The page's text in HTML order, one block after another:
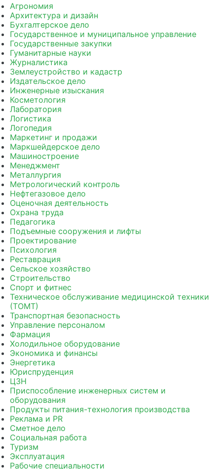
Агрономия
Архитектура и дизайн
Бухгалтерское дело
Государственное и муниципальное управление
Государственные закупки
Гуманитарные науки
Журналистика
Землеустройство и кадастр
Издательское дело
Инженерные изыскания
Косметология
Лаборатория
Логистика
Логопедия
Маркетинг и продажи
Маркшейдерское дело
Машиностроение
Менеджмент
Металлургия
Метрологический контроль
Нефтегазовое дело
Оценочная деятельность
Охрана труда
Педагогика
Подъемные сооружения и лифты
Проектирование
Психология
Реставрация
Сельское хозяйство
Строительство
Спорт и фитнес
Техническое обслуживание медицинской техники
(ТОМТ)
Транспортная безопасность
Управление персоналом
Фармация
Холодильное оборудование
Экономика и финансы
Энергетика
Юриспруденция
ЦЗН
Приспособление инженерных систем и
оборудования
Продукты питания-технология производства
Реклама и PR
Сметное дело
Социальная работа
Туризм
Эксплуатация
Рабочие специальности